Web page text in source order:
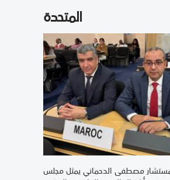
المتحدة
مصطفى الدحماني يمثل مجلس